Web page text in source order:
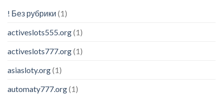
! Без рубрики (1)
activeslots555.org(1)
activeslots777.org(1)
asiasloty.org(1)
automaty777.org(1)